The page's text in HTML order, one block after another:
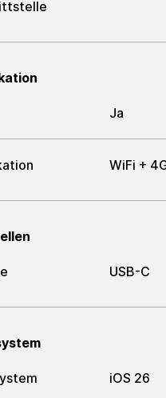
Ja
WiFi +
USB-C
iOS 26